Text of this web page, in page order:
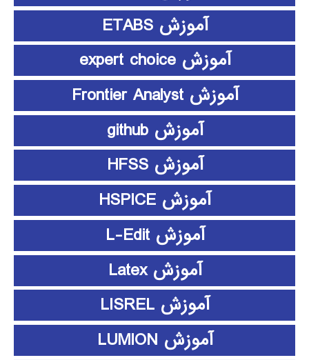
آموزش ETABS
آموزش expert choice
آموزش Frontier Analyst
آموزش github
آموزش HFSS
آموزش HSPICE
آموزش L-Edit
آموزش Latex
آموزش LISREL
آموزش LUMION